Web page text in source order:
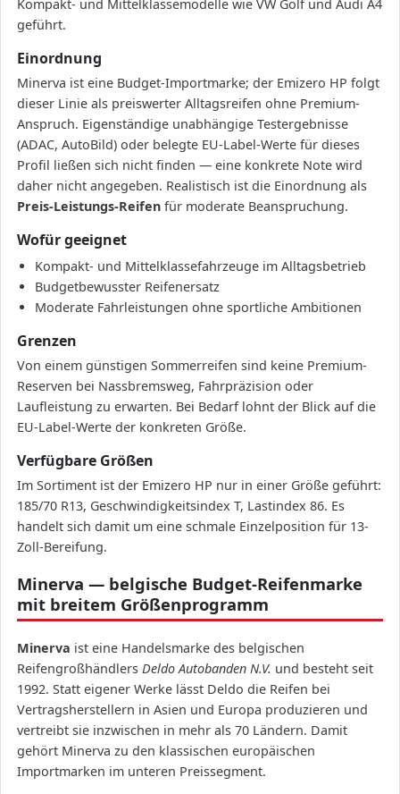
Kompakt- und Mittelklassemodelle wie VW Golf und Audi A4
geführt.
Einordnung
Minerva ist eine Budget-Importmarke; der Emizero HP folgt
dieser Linie als preiswerter Alltagsreifen ohne Premium-
Anspruch. Eigenständige unabhängige Testergebnisse
(ADAC, AutoBild) oder belegte EU-Label-Werte für dieses
Profil ließen sich nicht finden — eine konkrete Note wird
daher nicht angegeben. Realistisch ist die Einordnung als
Preis-Leistungs-Reifen für moderate Beanspruchung.
Wofür geeignet
Kompakt- und Mittelklassefahrzeuge im Alltagsbetrieb
Budgetbewusster Reifenersatz
Moderate Fahrleistungen ohne sportliche Ambitionen
Grenzen
Von einem günstigen Sommerreifen sind keine Premium-
Reserven bei Nassbremsweg, Fahrpräzision oder
Laufleistung zu erwarten. Bei Bedarf lohnt der Blick auf die
EU-Label-Werte der konkreten Größe.
Verfügbare Größen
Im Sortiment ist der Emizero HP nur in einer Größe geführt:
185/70 R13, Geschwindigkeitsindex T, Lastindex 86. Es
handelt sich damit um eine schmale Einzelposition für 13-
Zoll-Bereifung.
Minerva — belgische Budget-Reifenmarke
mit breitem Größenprogramm
Minerva ist eine Handelsmarke des belgischen
Reifengroßhändlers Deldo Autobanden N.V. und besteht seit
1992. Statt eigener Werke lässt Deldo die Reifen bei
Vertragsherstellern in Asien und Europa produzieren und
vertreibt sie inzwischen in mehr als 70 Ländern. Damit
gehört Minerva zu den klassischen europäischen
Importmarken im unteren Preissegment.